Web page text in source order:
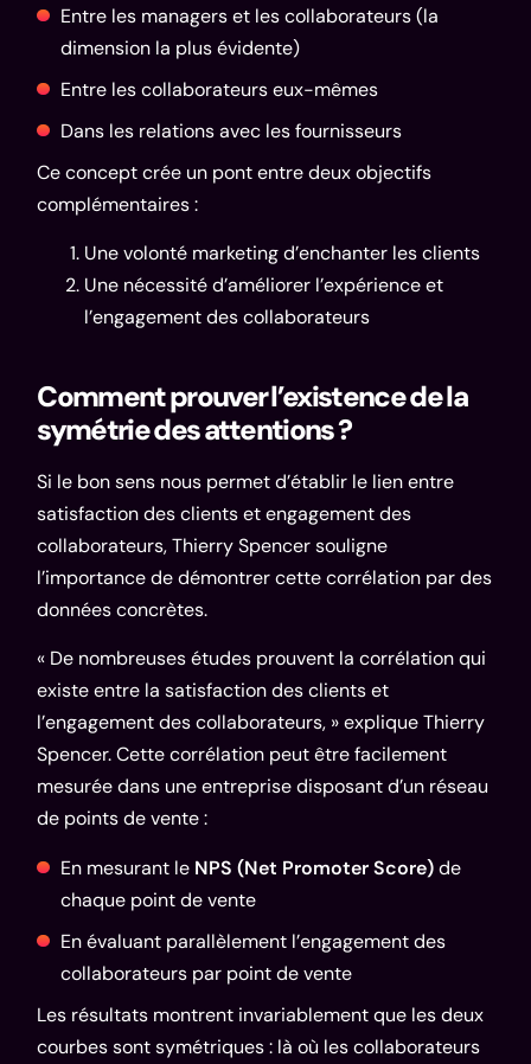
Entre les managers et les collaborateurs (la
dimension la plus évidente)
Entre les collaborateurs eux-mêmes
Dans les relations avec les fournisseurs
Ce concept crée un pont entre deux objectifs
complémentaires :
Une volonté marketing d’enchanter les clients
Une nécessité d’améliorer l’expérience et
l’engagement des collaborateurs
Comment prouver l’existence de la
symétrie des attentions ?
Si le bon sens nous permet d’établir le lien entre
satisfaction des clients et engagement des
collaborateurs, Thierry Spencer souligne
l’importance de démontrer cette corrélation par des
données concrètes.
« De nombreuses études prouvent la corrélation qui
existe entre la satisfaction des clients et
l’engagement des collaborateurs, » explique Thierry
Spencer. Cette corrélation peut être facilement
mesurée dans une entreprise disposant d’un réseau
de points de vente :
En mesurant le NPS (Net Promoter Score)de
chaque point de vente
En évaluant parallèlement l’engagement des
collaborateurs par point de vente
Les résultats montrent invariablement que les deux
courbes sont symétriques : là où les collaborateurs